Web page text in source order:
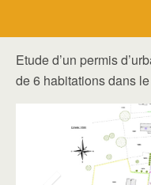
Etude d’un permis
de 6 habitations dans